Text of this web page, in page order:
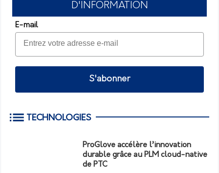
D'INFORMATION
E-mail
S'abonner
TECHNOLOGIES
ProGlove accélère l’innovation
durable grâce au PLM cloud-native
de PTC